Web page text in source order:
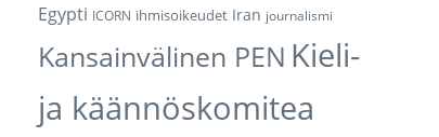
Egypti ICORN ihmisoikeudet Iran journalismi
Kansainvälinen PEN Kieli-
ja käännöskomitea